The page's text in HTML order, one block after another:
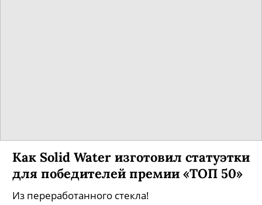
Как Solid Water изготовил статуэтки
для победителей премии «ТОП 50»
Из переработанного стекла!